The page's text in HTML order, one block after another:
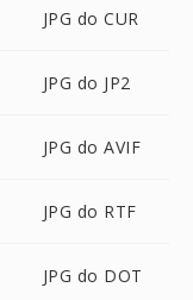
JPG do CUR
JPG do JP2
JPG do AVIF
JPG do RTF
JPG do DOT